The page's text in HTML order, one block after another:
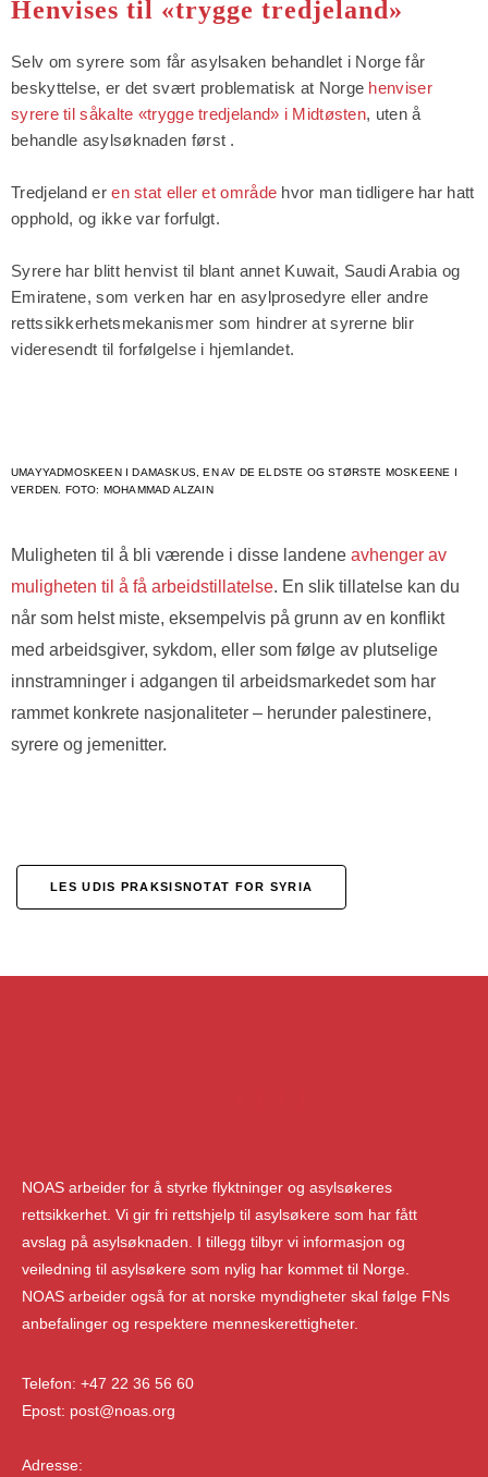
Henvises til «trygge tredjeland»
Selv om syrere som får asylsaken behandlet i Norge får
beskyttelse, er det svært problematisk at Norge henviser
syrere til såkalte «trygge tredjeland» i Midtøsten, uten å
behandle asylsøknaden først .
Tredjeland eren stat eller et område hvor man tidligere har hatt
opphold, og ikke var forfulgt.
Syrere har blitt henvist til blant annet Kuwait, Saudi Arabia og
Emiratene, som verken har en asylprosedyre eller andre
rettssikkerhetsmekanismer som hindrer at syrerne blir
videresendt til forfølgelse i hjemlandet.
UMAYYADMOSKEEN I DAMASKUS, EN AV DE ELDSTE OG STØRSTE MOSKEENE I
VERDEN. FOTO: MOHAMMAD ALZAIN
Muligheten til å bli værende i disse landene avhenger av
muligheten til å få arbeidstillatelse. En slik tillatelse kan du
når som helst miste, eksempelvis på grunn av en konflikt
med arbeidsgiver, sykdom, eller som følge av plutselige
innstramninger i adgangen til arbeidsmarkedet som har
rammet konkrete nasjonaliteter – herunder palestinere,
syrere og jemenitter.
LES UDIS PRAKSISNOTAT FOR SYRIA
NOAS arbeider for å styrke flyktninger og asylsøkeres
rettsikkerhet. Vi gir fri rettshjelp til asylsøkere som har fått
avslag på asylsøknaden. I tillegg tilbyr vi informasjon og
veiledning til asylsøkere som nylig har kommet til Norge.
NOAS arbeider også for at norske myndigheter skal følge FNs
anbefalinger og respektere menneskerettigheter.
Telefon: +47 22 36 56 60
Epost: post@noas.org
Adresse: